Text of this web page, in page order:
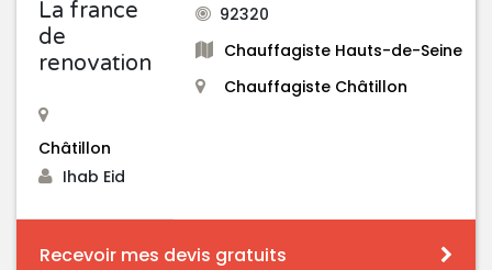
La france
de
renovation
Châtillon
Ihab Eid
92320
Chauffagiste Hauts-de-Seine
Chauffagiste Châtillon
Recevoir mes devis gratuits